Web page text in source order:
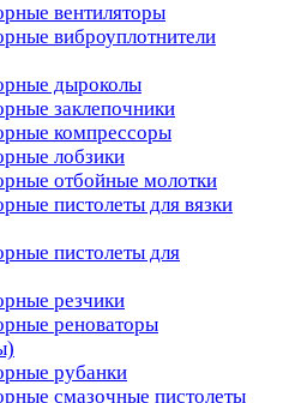
вентиляторы
виброуплотнители
дыроколы
заклепочники
компрессоры
лобзики
отбойные молотки
пистолеты для вязки
пистолеты для
резчики
реноваторы
рубанки
смазочные пистолеты